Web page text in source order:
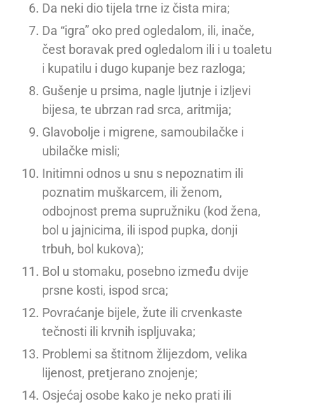
Da neki dio tijela trne iz čista mira;
Da “igra” oko pred ogledalom, ili, inače,
čest boravak pred ogledalom ili i u toaletu
i kupatilu i dugo kupanje bez razloga;
Gušenje u prsima, nagle ljutnje i izljevi
bijesa, te ubrzan rad srca, aritmija;
Glavobolje i migrene, samoubilačke i
ubilačke misli;
Initimni odnos u snu s nepoznatim ili
poznatim muškarcem, ili ženom,
odbojnost prema supružniku (kod žena,
bol u jajnicima, ili ispod pupka, donji
trbuh, bol kukova);
Bol u stomaku, posebno između dvije
prsne kosti, ispod srca;
Povraćanje bijele, žute ili crvenkaste
tečnosti ili krvnih ispljuvaka;
Problemi sa štitnom žlijezdom, velika
lijenost, pretjerano znojenje;
Osjećaj osobe kako je neko prati ili